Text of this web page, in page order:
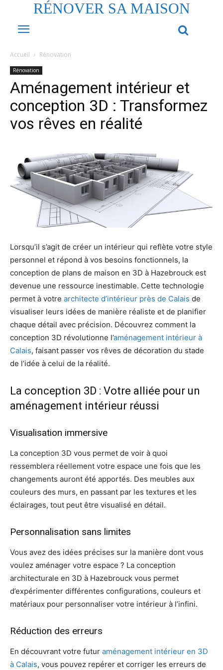
RÉNOVER SA MAISON
Accueil Rénovation
Rénovation
Aménagement intérieur et
conception 3D : Transformez
vos rêves en réalité
Lorsqu’il s’agit de créer un intérieur qui reflète votre style
personnel et répond à vos besoins fonctionnels, la
conception de plans de maison en 3D à Hazebrouck est
devenue une ressource inestimable. Cette technologie
permet à votre architecte d’intérieur près de Calais de
visualiser leurs idées de manière réaliste et de planifier
chaque détail avec précision. Découvrez comment la
conception 3D révolutionne l’aménagement intérieur à
Calais, faisant passer vos rêves de décoration du stade
de l’idée à celui de la réalité.
La conception 3D : Votre alliée pour un
aménagement intérieur réussi
Visualisation immersive
La conception 3D vous permet de voir à quoi
ressemblera réellement votre espace une fois que les
changements auront été apportés. Des meubles aux
couleurs des murs, en passant par les textures et les
éclairages, tout peut être visualisé en détail.
Personnalisation sans limites
Vous avez des idées précises sur la manière dont vous
voulez aménager votre espace ? La conception
architecturale en 3D à Hazebrouck vous permet
d’expérimenter différentes configurations, couleurs et
matériaux pour personnaliser votre intérieur à l’infini.
Réduction des erreurs
En découvrant votre futur aménagement intérieur en 3D
à Calais, vous pouvez repérer et corriger les erreurs de